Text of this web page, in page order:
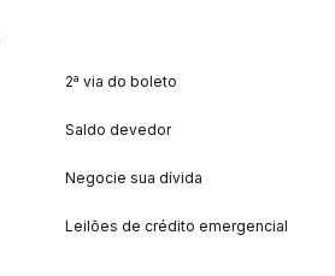
2ª via do boleto
Saldo devedor
Negocie sua dívida
Leilões de crédito emergencial